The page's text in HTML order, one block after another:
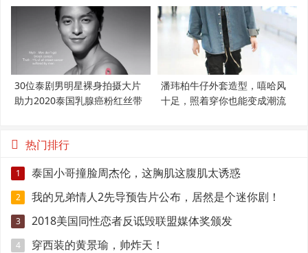
30位泰剧男明星裸身拍摄大片
助力2020泰国乳腺癌粉红丝带
潘玮柏牛仔外套造型，嘻哈风
十足，照着穿你也能变成潮流
热门排行
1 泰国小哥撞脸周杰伦，这胸肌这腹肌太诱惑
2 我的兄弟情人2先导预告片公布，居然是个迷你剧！
3 2018美国同性恋者反诋毁联盟媒体奖颁发
4 穿西装的黄景瑜，帅炸天！